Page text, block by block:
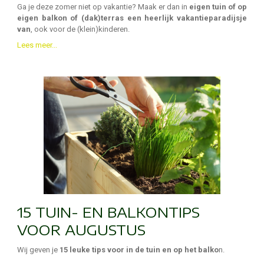
Ga je deze zomer niet op vakantie? Maak er dan in eigen tuin of op
eigen balkon of (dak)terras een heerlijk vakantieparadijsje
van , ook voor de (klein)kinderen.
Lees meer...
15 TUIN- EN BALKONTIPS
VOOR AUGUSTUS
Wij geven je 15 leuke tips voor in de tuin en op het balkon.